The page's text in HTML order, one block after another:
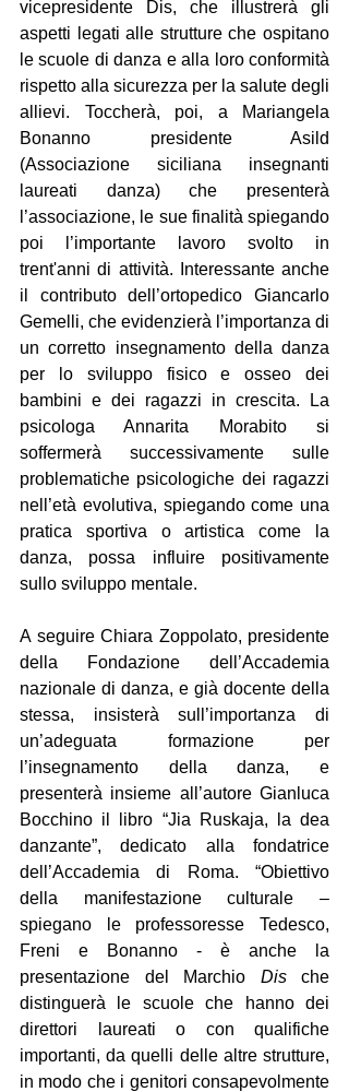
vicepresidente Dis, che illustrerà gli
aspetti legati alle strutture che ospitano
le scuole di danza e alla loro conformità
rispetto alla sicurezza per la salute degli
allievi. Toccherà, poi, a Mariangela
Bonanno presidente Asild
(Associazione siciliana insegnanti
laureati danza) che presenterà
l’associazione, le sue finalità spiegando
poi l’importante lavoro svolto in
trent'anni di attività. Interessante anche
il contributo dell’ortopedico Giancarlo
Gemelli, che evidenzierà l’importanza di
un corretto insegnamento della danza
per lo sviluppo fisico e osseo dei
bambini e dei ragazzi in crescita. La
psicologa Annarita Morabito si
soffermerà successivamente sulle
problematiche psicologiche dei ragazzi
nell’età evolutiva, spiegando come una
pratica sportiva o artistica come la
danza, possa influire positivamente
sullo sviluppo mentale.
A seguire Chiara Zoppolato, presidente
della Fondazione dell’Accademia
nazionale di danza, e già docente della
stessa, insisterà sull’importanza di
un’adeguata formazione per
l’insegnamento della danza, e
presenterà insieme all’autore Gianluca
Bocchino il libro “Jia Ruskaja, la dea
danzante”, dedicato alla fondatrice
dell’Accademia di Roma. “Obiettivo
della manifestazione culturale –
spiegano le professoresse Tedesco,
Freni e Bonanno - è anche la
presentazione del Marchio Dis che
distinguerà le scuole che hanno dei
direttori laureati o con qualifiche
importanti, da quelli delle altre strutture,
in modo che i genitori consapevolmente